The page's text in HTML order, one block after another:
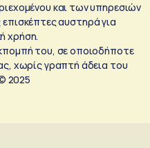
και των υπηρεσιών
αυστηρά για
χρήση.
του, σε οποιοδήποτε
χωρίς γραπτή άδεια του
2025